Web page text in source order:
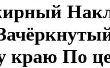
краю По